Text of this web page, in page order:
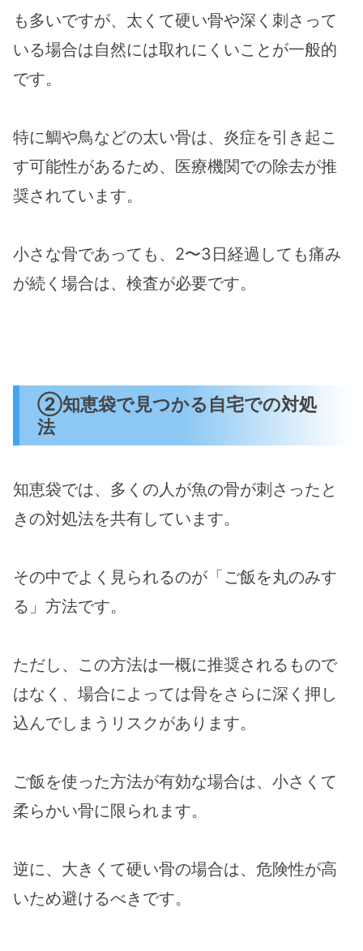
も多いですが、太くて硬い骨や深く刺さって
いる場合は自然には取れにくいことが一般的
です​。
特に鯛や鳥などの太い骨は、炎症を引き起こ
す可能性があるため、医療機関での除去が推
奨されています​。
小さな骨であっても、2〜3日経過しても痛み
が続く場合は、検査が必要です​。
②知恵袋で見つかる自宅での対処
法
知恵袋では、多くの人が魚の骨が刺さったと
きの対処法を共有しています。
その中でよく見られるのが「ご飯を丸のみす
る」方法です。
ただし、この方法は一概に推奨されるもので
はなく、場合によっては骨をさらに深く押し
込んでしまうリスクがあります​。
ご飯を使った方法が有効な場合は、小さくて
柔らかい骨に限られます。
逆に、大きくて硬い骨の場合は、危険性が高
いため避けるべきです​。